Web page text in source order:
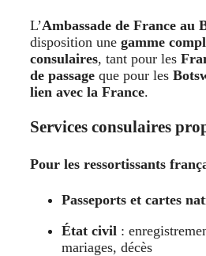
L’Ambassade de France au
disposition une gamme
consulaires, tant pour les
de passage que pour les
lien avec la France.
Services consulaires
Pour les ressortissants
Passeports et cartes
État civil :
mariages, décès